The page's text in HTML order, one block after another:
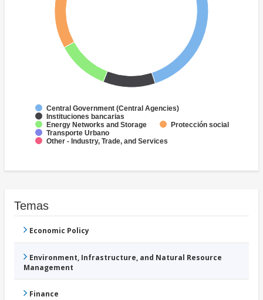
Central Government (Central Agencies)
Instituciones bancarias
Energy Networks and Storage
Protección social
Transporte Urbano
Other - Industry, Trade, and Services
Temas
Economic Policy
Environment, Infrastructure, and Natural Resource
Management
Finance